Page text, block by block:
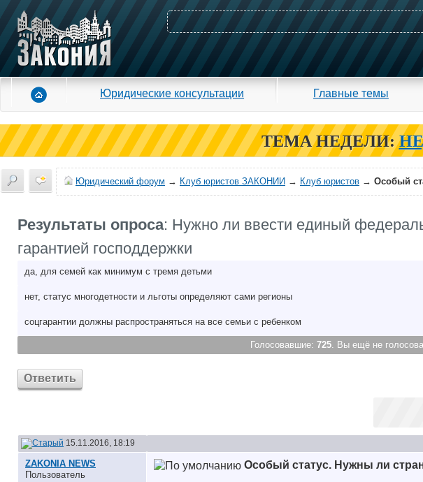
Юридические консультации Главные темы
ТЕМА НЕДЕЛИ:
Юридический форум → Клуб юристов ЗАКОНИИ → Клуб юристов → Особый
Результаты опроса: Нужно ли ввести единый
гарантией господдержки
да, для семей как минимум с тремя детьми
нет, статус многодетности и льготы определяют сами регионы
соцгарантии должны распространяться на все семьи с ребенком
Голосовавшие: 725. Вы ещё не
Ответить
15.11.2016, 18:19
ZAKONIA NEWS
Пользователь
Особый статус. Нужны ли